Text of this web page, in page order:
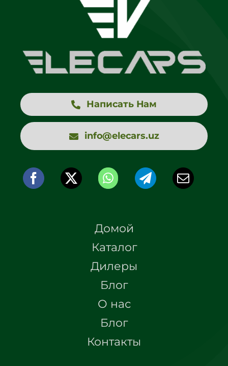
Написать Нам
info@elecars.uz
Домой
Каталог
Дилеры
Блог
О нас
Блог
Контакты